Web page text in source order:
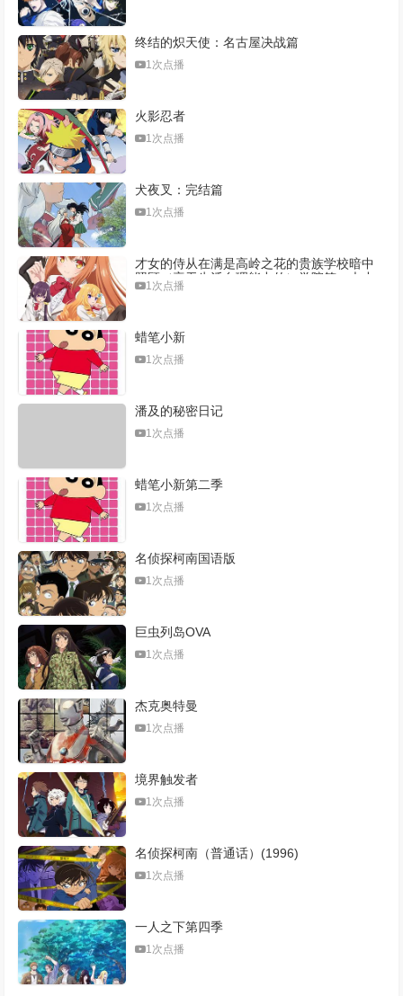
终结的炽天使：名古屋决战篇
1次点播
火影忍者
1次点播
犬夜叉：完结篇
1次点播
才女的侍从在满是高岭之花的贵族学校暗中
照顾（毫无生活自理能力的）学院第一大小
姐1次点播
蜡笔小新
1次点播
潘及的秘密日记
1次点播
蜡笔小新第二季
1次点播
名侦探柯南国语版
1次点播
巨虫列岛OVA
1次点播
杰克奥特曼
1次点播
境界触发者
1次点播
名侦探柯南（普通话）(1996)
1次点播
一人之下第四季
1次点播